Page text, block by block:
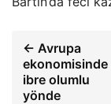
← Avrupa
ekonomisinde
ibre olumlu
yönde